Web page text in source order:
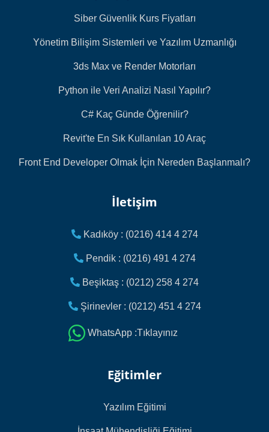
Siber Güvenlik Kurs Fiyatları
Yönetim Bilişim Sistemleri ve Yazılım Uzmanlığı
3ds Max ve Render Motorları
Python ile Veri Analizi Nasıl Yapılır?
C# Kaç Günde Öğrenilir?
Revit'te En Sık Kullanılan 10 Araç
Front End Developer Olmak İçin Nereden Başlanmalı?
İletişim
Kadıköy : (0216) 414 4 274
Pendik : (0216) 491 4 274
Beşiktaş : (0212) 258 4 274
Şirinevler : (0212) 451 4 274
WhatsApp :Tıklayınız
Eğitimler
Yazılım Eğitimi